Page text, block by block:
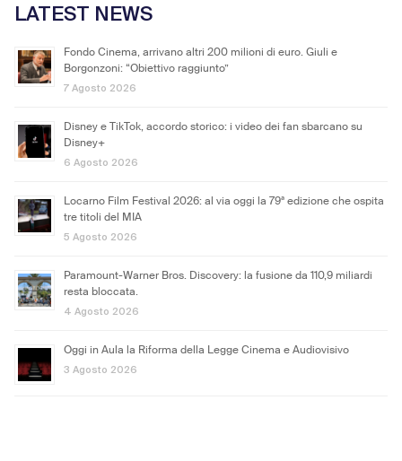
LATEST NEWS
Fondo Cinema, arrivano altri 200 milioni di euro. Giuli e
Borgonzoni: “Obiettivo raggiunto”
7 Agosto 2026
Disney e TikTok, accordo storico: i video dei fan sbarcano su
Disney+
6 Agosto 2026
Locarno Film Festival 2026: al via oggi la 79ª edizione che ospita
tre titoli del MIA
5 Agosto 2026
Paramount-Warner Bros. Discovery: la fusione da 110,9 miliardi
resta bloccata.
4 Agosto 2026
Oggi in Aula la Riforma della Legge Cinema e Audiovisivo
3 Agosto 2026